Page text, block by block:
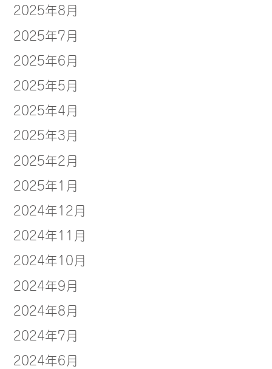
2025年8月
2025年7月
2025年6月
2025年5月
2025年4月
2025年3月
2025年2月
2025年1月
2024年12月
2024年11月
2024年10月
2024年9月
2024年8月
2024年7月
2024年6月